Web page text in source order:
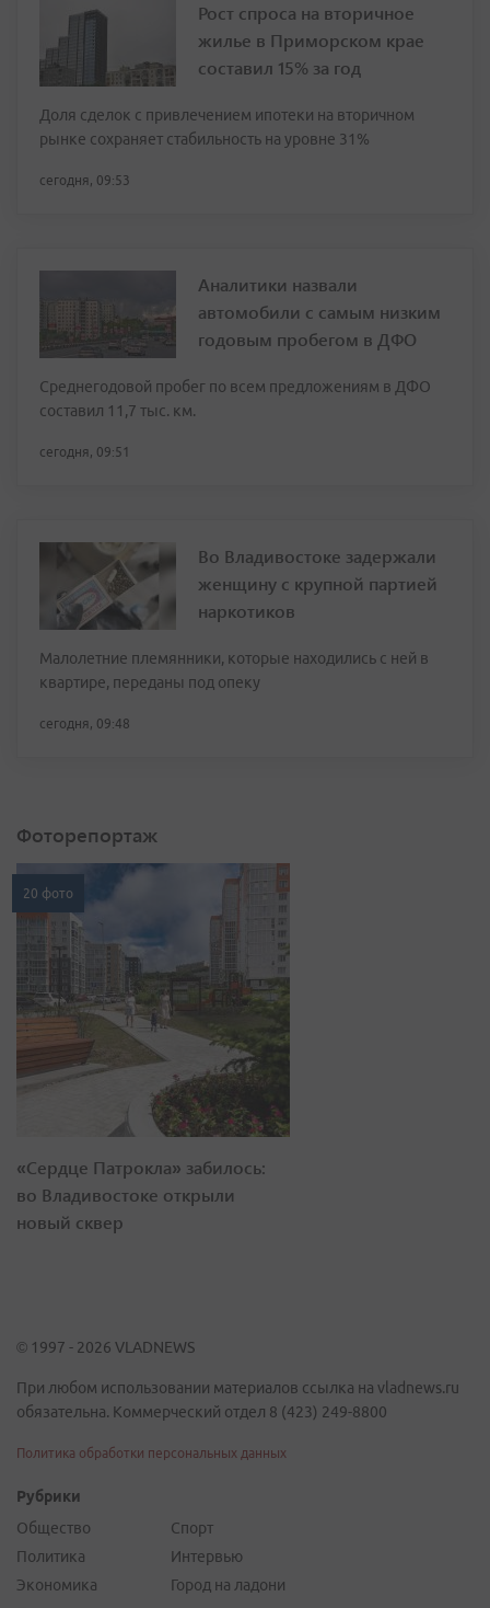
Рост спроса на вторичное
жилье в Приморском крае
составил 15% за год
Доля сделок с привлечением ипотеки на вторичном
рынке сохраняет стабильность на уровне 31%
сегодня, 09:53
Аналитики назвали
автомобили с самым низким
годовым пробегом в ДФО
Среднегодовой пробег по всем предложениям в ДФО
составил 11,7 тыс. км.
сегодня, 09:51
Во Владивостоке задержали
женщину с крупной партией
наркотиков
Малолетние племянники, которые находились с ней в
квартире, переданы под опеку
сегодня, 09:48
Фоторепортаж
20 фото
«Сердце Патрокла» забилось:
во Владивостоке открыли
новый сквер
© 1997 - 2026 VLADNEWS
При любом использовании материалов ссылка на vladnews.ru
обязательна. Коммерческий отдел 8 (423) 249-8800
Политика обработки персональных данных
Рубрики
Общество
Политика
Экономика
Спорт
Интервью
Город на ладони